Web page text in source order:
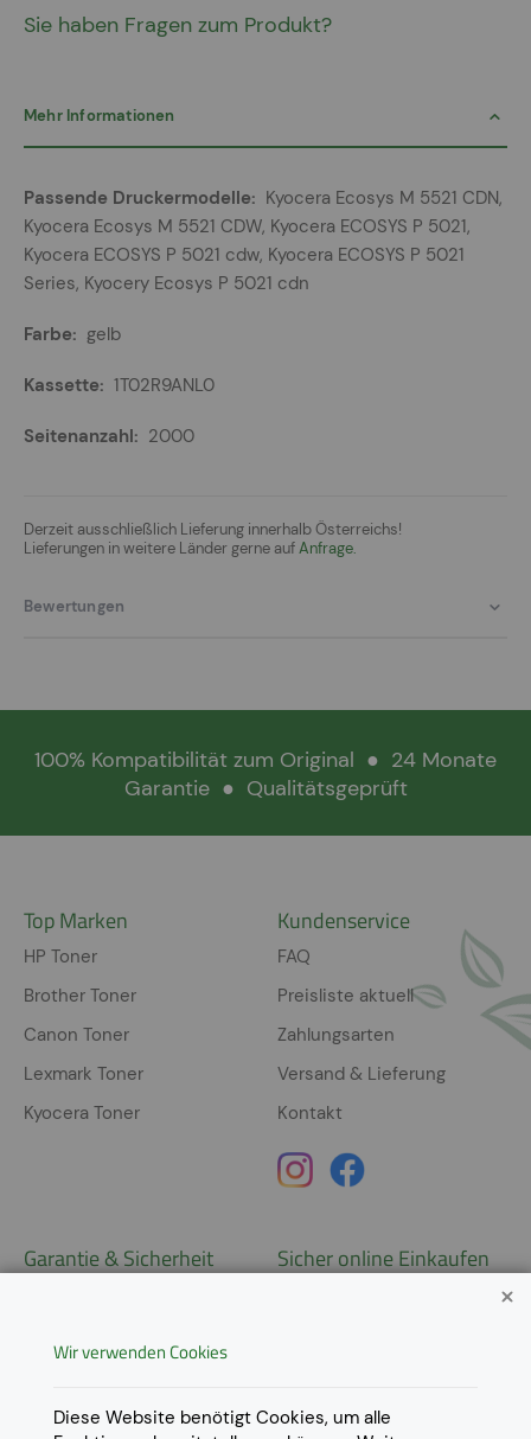
Sie haben Fragen zum Produkt?
Mehr Informationen
Mehr
Informationen
Kyocera Ecosys M 5521 CDN,
Kyocera Ecosys M 5521 CDW, Kyocera ECOSYS P 5021,
Kyocera ECOSYS P 5021 cdw, Kyocera ECOSYS P 5021
Series, Kyocery Ecosys P 5021 cdn
gelb
1T02R9ANL0
2000
Derzeit ausschließlich Lieferung innerhalb Österreichs!
Lieferungen in weitere Länder gerne aufAnfrage.
Bewertungen
100% Kompatibilität zum Original ● 24 Monate
Garantie ● Qualitätsgeprüft
Top Marken
HP Toner
Brother Toner
Canon Toner
Lexmark Toner
Kyocera Toner
Kundenservice
FAQ
Preisliste aktuell
Zahlungsarten
Versand & Lieferung
Kontakt
Garantie & Sicherheit
Datenschutz
Sicher online Einkaufen
Lieferungen in weitere Länder
gerne aufAnfrage
Wir verwenden Cookies
Diese Website benötigt Cookies, um alle